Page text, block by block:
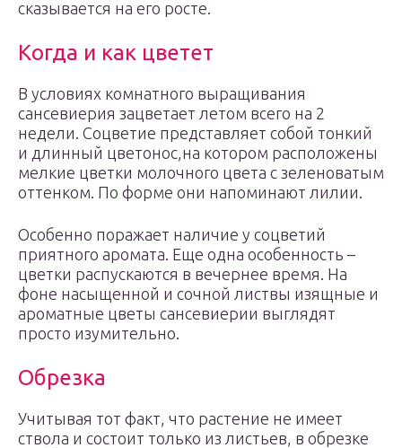
сказывается на его росте.
Когда и как цветет
В условиях комнатного выращивания
сансевиерия зацветает летом всего на 2
недели. Соцветие представляет собой тонкий
и длинный цветонос,на котором расположены
мелкие цветки молочного цвета с зеленоватым
оттенком. По форме они напоминают лилии.
Особенно поражает наличие у соцветий
приятного аромата. Еще одна особенность –
цветки распускаются в вечернее время. На
фоне насыщенной и сочной листвы изящные и
ароматные цветы сансевиерии выглядят
просто изумительно.
Обрезка
Учитывая тот факт, что растение не имеет
ствола и состоит только из листьев, в обрезке